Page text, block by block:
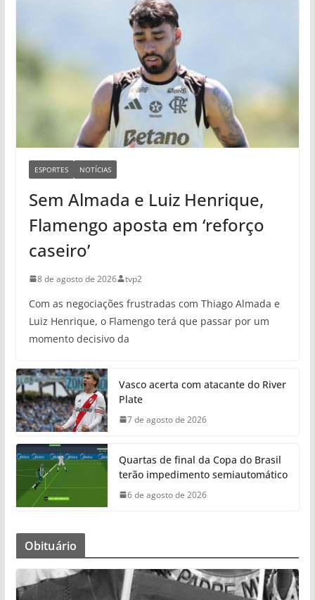
ESPORTES NOTÍCIAS
Sem Almada e Luiz Henrique,
Flamengo aposta em ‘reforço
caseiro’
8 de agosto de 2026 tvp2
Com as negociações frustradas com Thiago Almada e
Luiz Henrique, o Flamengo terá que passar por um
momento decisivo da
Vasco acerta com atacante do River
Plate
7 de agosto de 2026
Quartas de final da Copa do Brasil
terão impedimento semiautomático
6 de agosto de 2026
Obituário